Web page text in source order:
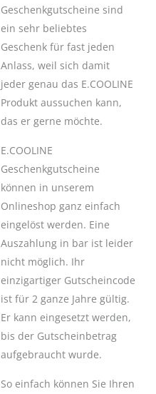
Geschenkgutscheine sind
ein sehr beliebtes
Geschenk für fast jeden
Anlass, weil sich damit
jeder genau das E.COOLINE
Produkt aussuchen kann,
das er gerne möchte.
E.COOLINE
Geschenkgutscheine
können in unserem
Onlineshop ganz einfach
eingelöst werden. Eine
Auszahlung in bar ist leider
nicht möglich. Ihr
einzigartiger Gutscheincode
ist für 2 ganze Jahre gültig.
Er kann eingesetzt werden,
bis der Gutscheinbetrag
aufgebraucht wurde.
So einfach können Sie Ihren